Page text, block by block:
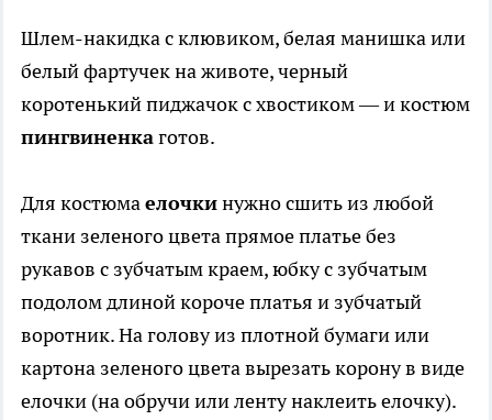
Шлем-накидка с клювиком, белая манишка или
белый фартучек на животе, черный
коротенький пиджачок с хвостиком — и костюм
пингвиненкаготов.
Для костюмаелочкинужно сшить из любой
ткани зеленого цвета прямое платье без
рукавов с зубчатым краем, юбку с зубчатым
подолом длиной короче платья и зубчатый
воротник. На голову из плотной бумаги или
картона зеленого цвета вырезать корону в виде
елочки (на обручи или ленту наклеить елочку).